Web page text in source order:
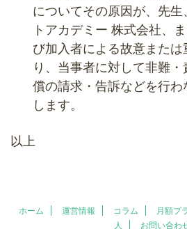
についてその原因が、先
トアカデミー 株式会社、
び加入者による故意また
り、当事者に対して非難
償の請求・告訴などを行
します。
以上
ホーム 運営情報 コラム 月額プ
人
お問い合わ